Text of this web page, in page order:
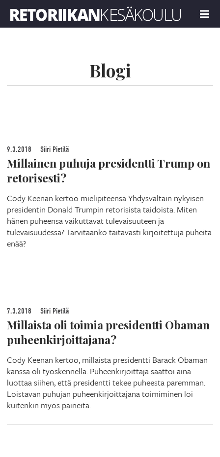
MENU
Blogi
9.3.2018 Siiri Pietilä
Millainen puhuja presidentti Trump on
retorisesti?
Cody Keenan kertoo mielipiteensä Yhdysvaltain nykyisen
presidentin Donald Trumpin retorisista taidoista. Miten
hänen puheensa vaikuttavat tulevaisuuteen ja
tulevaisuudessa? Tarvitaanko taitavasti kirjoitettuja puheita
enää?
7.3.2018 Siiri Pietilä
Millaista oli toimia presidentti Obaman
puheenkirjoittajana?
Cody Keenan kertoo, millaista presidentti Barack Obaman
kanssa oli työskennellä. Puheenkirjoittaja saattoi aina
luottaa siihen, että presidentti tekee puheesta paremman.
Loistavan puhujan puheenkirjoittajana toimiminen loi
kuitenkin myös paineita.